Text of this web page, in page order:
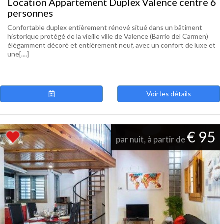
personnes
Confortable duplex entièrement rénové situé dans un bâtiment
historique protégé de la vieille ville de Valence (Barrio del Carmen)
élégamment décoré et entièrement neuf, avec un confort de luxe et
une[....]
Voir les détails
par nuit, à partir de€ 95